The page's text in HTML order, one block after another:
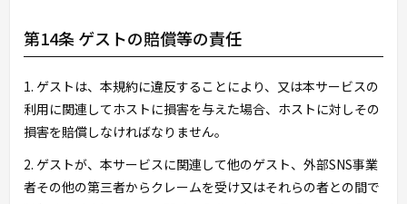
第14条 ゲストの賠償等の責任
1. ゲストは、本規約に違反することにより、又は本サービスの
利用に関連してホストに損害を与えた場合、ホストに対しその
損害を賠償しなければなりません。
2. ゲストが、本サービスに関連して他のゲスト、外部SNS事業
者その他の第三者からクレームを受け又はそれらの者との間で